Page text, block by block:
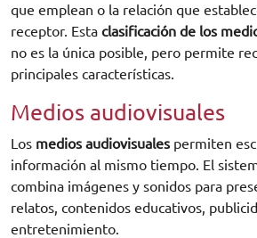
que emplean o la relación que
receptor. Esta clasificación de los
no es la única posible, pero permite
principales características.
Medios audiovisuales
Los medios audiovisuales permiten
información al mismo tiempo. El
combina imágenes y sonidos para
relatos, contenidos educativos,
entretenimiento.